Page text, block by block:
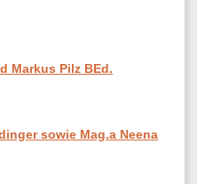
Markus Pilz BEd.
sowie Mag.a Neena